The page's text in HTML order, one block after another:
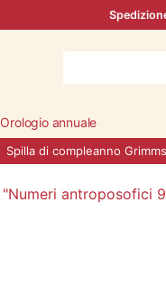
Orologio annuale
Spilla di compleanno